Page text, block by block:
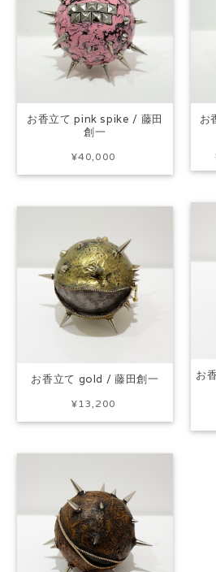
お香立て pink spike / 藤田
創一
¥40,000
お
お
お香立て gold / 藤田創一
¥13,200